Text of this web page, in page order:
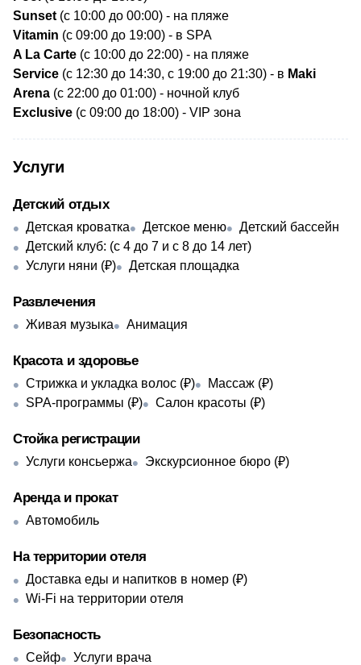
Sunset (с 10:00 до 00:00) - на пляже
Vitamin (с 09:00 до 19:00) - в SPA
A La Carte (с 10:00 до 22:00) - на пляже
Service (с 12:30 до 14:30, с 19:00 до 21:30) - в Maki
Arena (с 22:00 до 01:00) - ночной клуб
Exclusive (с 09:00 до 18:00) - VIP зона
Услуги
Детский отдых
Детская кроватка Детское меню
Детский бассейн
Детский клуб: (с 4 до 7 и с 8 до 14 лет)
Услуги няни (₽)
Детская площадка
Развлечения
Живая музыка Анимация
Красота и здоровье
Стрижка и укладка волос (₽)
Массаж (₽)
SPA-программы (₽)
Салон красоты (₽)
Стойка регистрации
Услуги консьержа Экскурсионное бюро (₽)
Аренда и прокат
Автомобиль
На территории отеля
Доставка еды и напитков в номер (₽)
Wi-Fi на территории отеля
Безопасность
Сейф Услуги врача